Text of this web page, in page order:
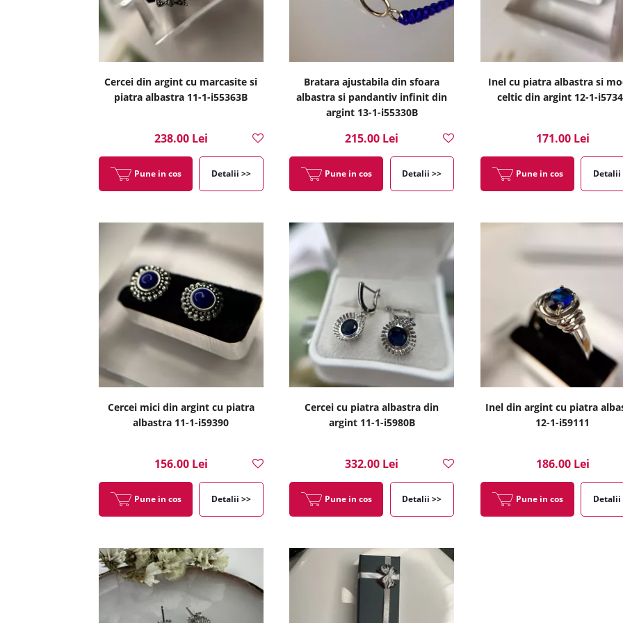
Cercei din argint cu marcasite si
piatra albastra 11-1-i55363B
238.00 Lei
Pune in cos Detalii >>
Bratara ajustabila din sfoara
albastra si pandantiv infinit din
argint 13-1-i55330B
215.00 Lei
Pune in cos Detalii >>
Inel cu piatra albastra si
celtic din argint 12-1-
171.00 Lei
Pune in cos Detalii
Cercei mici din argint cu piatra
albastra 11-1-i59390
156.00 Lei
Pune in cos Detalii >>
Cercei cu piatra albastra din
argint 11-1-i5980B
332.00 Lei
Pune in cos Detalii >>
Inel din argint cu piatra
12-1-i59111
186.00 Lei
Pune in cos Detalii